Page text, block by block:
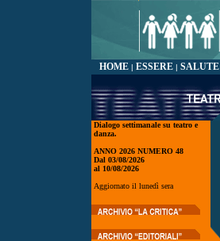
HOME | ESSERE | SALUTE
Dialogo settimanale su teatro e
danza.
ANNO 2026 NUMERO 48
Dal 03/08/2026
al 10/08/2026
Aggiornato il lunedì sera